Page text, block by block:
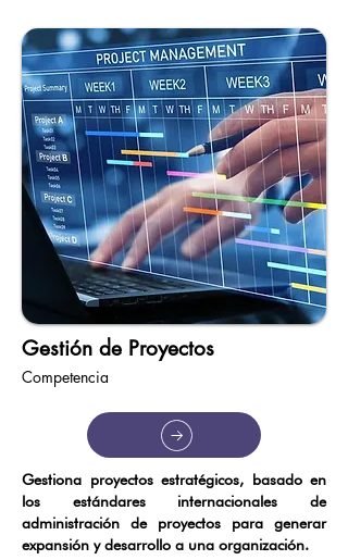
Gestión de Proyectos
Competencia
Gestiona proyectos estratégicos, basado en
los estándares internacionales de
administración de proyectos para generar
expansión y desarrollo a una organización.